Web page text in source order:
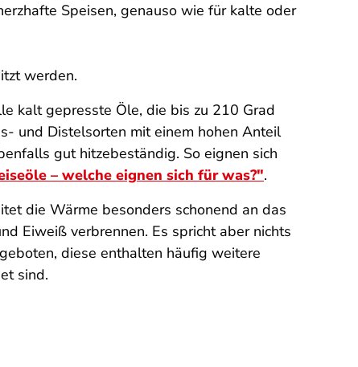
Speisen, genauso wie für kalte oder
werden.
kalt gepresste Öle, die bis zu 210 Grad
und Distelsorten mit einem hohen Anteil
gut hitzebeständig. So eignen sich
– welche eignen sich für was?".
die Wärme besonders schonend an das
Eiweiß verbrennen. Es spricht aber nichts
diese enthalten häufig weitere
sind.